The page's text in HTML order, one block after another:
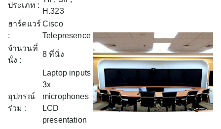
ประเภท :
H.323
ฮาร์ดแวร์
:
Cisco
Telepresence
จำนวนที่
นั่ง :
8 ที่นั่ง
อุปกรณ์
ร่วม :
Laptop inputs
3x
microphones
LCD
presentation